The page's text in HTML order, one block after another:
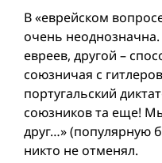
В «еврейском
очень
евреев, другой –
союзничая с
португальский
союзников та еще!
друг…» (популярную
никто не отменял.